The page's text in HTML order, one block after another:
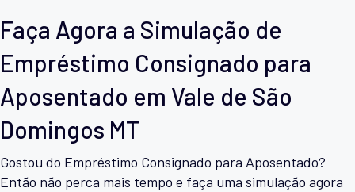
Faça Agora a Simulação de
Empréstimo Consignado para
Aposentado em Vale de São
Domingos MT
Gostou do Empréstimo Consignado para Aposentado?
Então não perca mais tempo e faça uma simulação agora